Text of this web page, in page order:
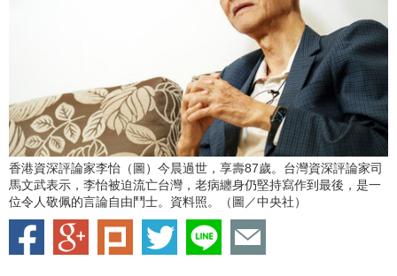
香港資深評論家李怡（圖）今晨過世，享壽87歲。台灣資深評論家司
馬文武表示，李怡被迫流亡台灣，老病纏身仍堅持寫作到最後，是一
位令人敬佩的言論自由鬥士。資料照。（圖／中央社）